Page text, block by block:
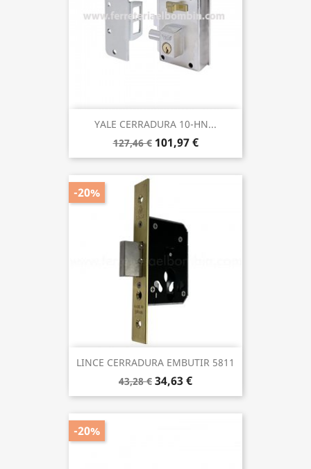
YALE CERRADURA 10-HN...
127,46 € 101,97 €
LINCE CERRADURA EMBUTIR 5811
43,28 € 34,63 €
-20%
-20%